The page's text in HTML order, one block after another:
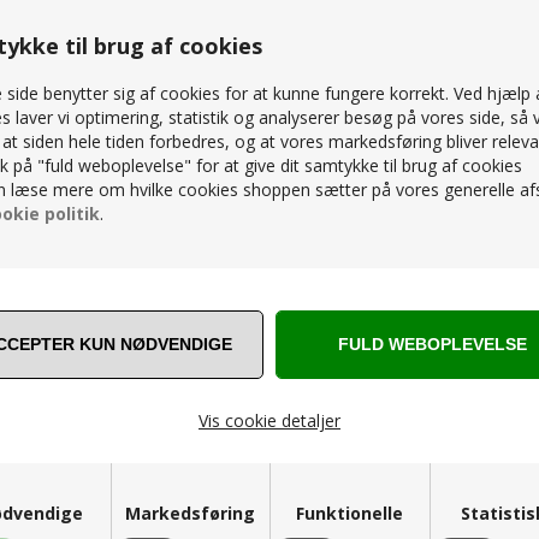
til brug af cookies
side benytter sig af cookies for at kunne fungere korrekt. Ved hjælp
laver vi optimering, statistik og analyserer besøg på vores side, så
at siden hele tiden forbedres, og at vores markedsføring bliver
på "fuld weboplevelse" for at give dit samtykke til brug af cookies
læse mere om hvilke cookies shoppen sætter på vores generelle
politik.
Vis cookie detaljer
Markedsføring Funktionelle
RELATEREDE PRODUKTER
SOLVOGN HYNDESÆT
NATTÉ
SPAR
15%
CANE-LINE NATTÉ